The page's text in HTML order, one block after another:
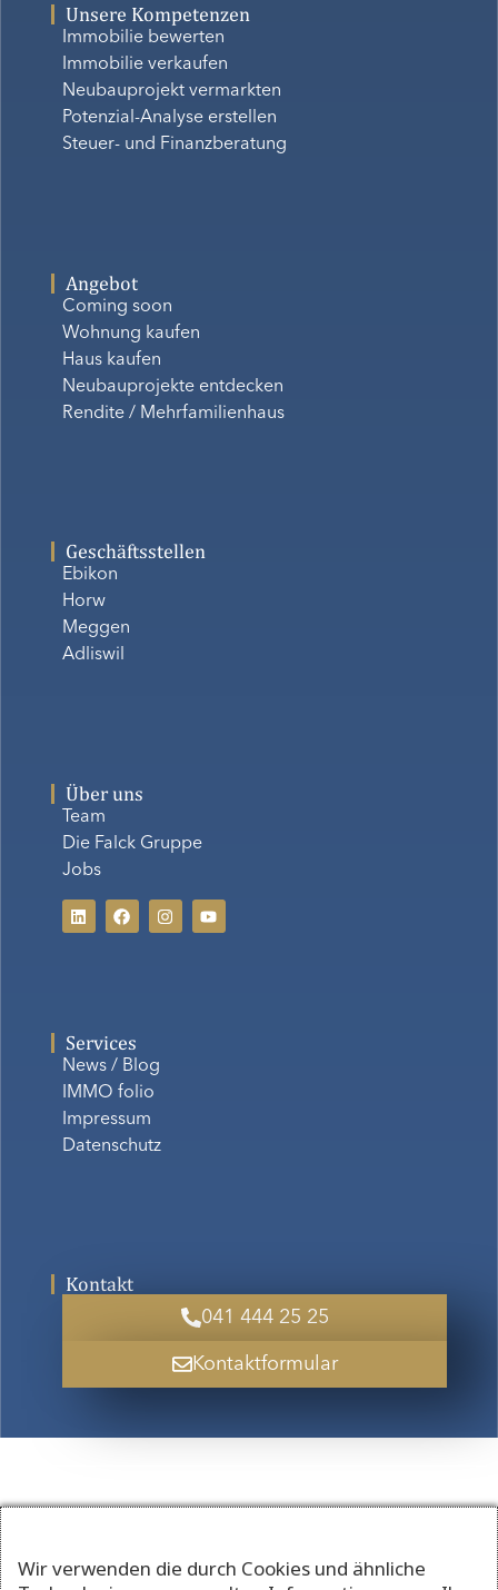
Unsere Kompetenzen
Immobilie bewerten
Immobilie verkaufen
Neubauprojekt vermarkten
Potenzial-Analyse erstellen
Steuer- und Finanzberatung
Angebot
Coming soon
Wohnung kaufen
Haus kaufen
Neubauprojekte entdecken
Rendite / Mehrfamilienhaus
Geschäftsstellen
Ebikon
Horw
Meggen
Adliswil
Über uns
Team
Die Falck Gruppe
Jobs
Services
News / Blog
IMMO folio
Impressum
Datenschutz
Kontakt
041 444 25 25
Kontaktformular
Wir verwenden die durch Cookies und ähnliche